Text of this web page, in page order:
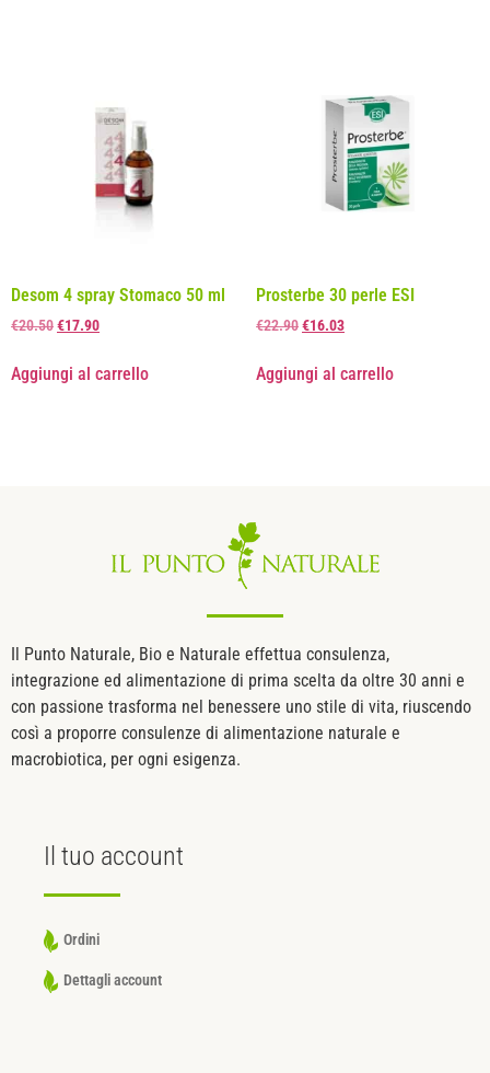
Desom 4 spray Stomaco 50 ml
€20.50€17.90
Aggiungi al carrello
Prosterbe 30 perle ESI
€22.90€16.03
Aggiungi al carrello
Il Punto Naturale, Bio e Naturale effettua consulenza,
integrazione ed alimentazione di prima scelta da oltre 30 anni e
con passione trasforma nel benessere uno stile di vita, riuscendo
così a proporre consulenze di alimentazione naturale e
macrobiotica, per ogni esigenza.
Il tuo account
Ordini
Dettagli account